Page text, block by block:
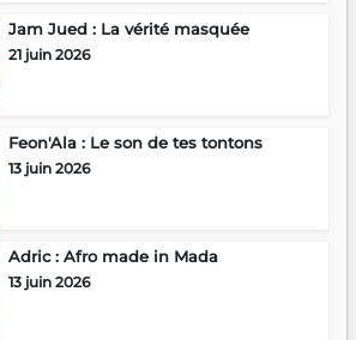
Jam Jued : La vérité masquée
21 juin 2026
Feon'Ala : Le son de tes tontons
13 juin 2026
Adric : Afro made in Mada
13 juin 2026